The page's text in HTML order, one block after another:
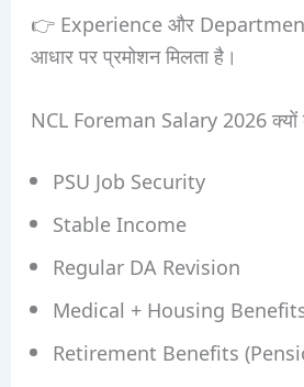
👉 Experience और
आधार पर प्रमोशन मिलता है।
NCL Foreman Salary 2026 क्यों
PSU Job Security
Stable Income
Regular DA Revision
Medical + Housing
Retirement Benefits